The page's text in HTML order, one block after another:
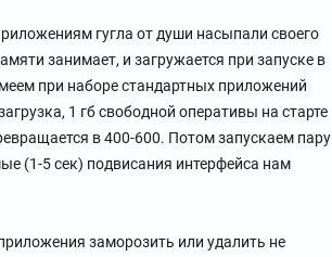
гугла от души насыпали своего
занимает, и загружается при запуске в
при наборе стандартных приложений
1 гб свободной оперативы на старте
в 400-600. Потом запускаем пару
(1-5 сек) подвисания интерфейса нам
заморозить или удалить не